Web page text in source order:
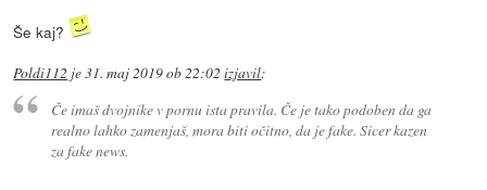
Še kaj?
Poldi112 je31. maj 2019 ob 22:02 izjavil:
Če imaš dvojnike v pornu ista pravila. Če je tako podoben da ga
realno lahko zamenjaš, mora biti očitno, da je fake. Sicer kazen
za fake news.